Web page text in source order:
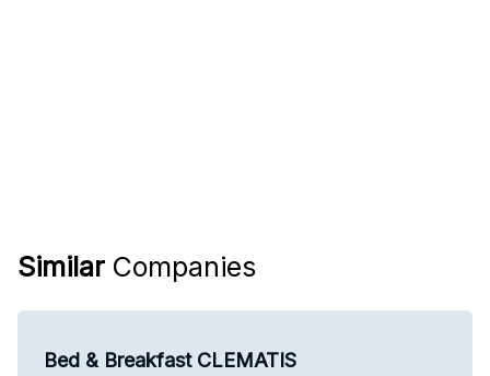
Similar Companies
Bed & Breakfast CLEMATIS